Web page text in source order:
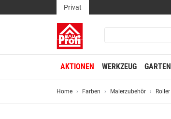
Privat
AKTIONEN WERKZEUG GARTEN
Home Farben Malerzubehör Roller